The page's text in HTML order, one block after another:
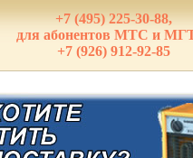
+7 (495) 225-30-88,
для абонентов МТС и
+7 (926) 912-92-85